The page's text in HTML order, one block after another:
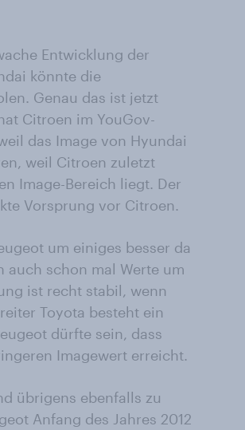
Entwicklung der
könnte die
Genau das ist jetzt
Citroen im YouGov-
das Image von Hyundai
weil Citroen zuletzt
Image-Bereich liegt. Der
Vorsprung vor Citroen.
um einiges besser da
auch schon mal Werte um
ist recht stabil, wenn
Toyota besteht ein
dürfte sein, dass
Imagewert erreicht.
übrigens ebenfalls zu
Anfang des Jahres 2012